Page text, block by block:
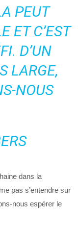
PEUT
ET C’EST
D’UN
LARGE,
NOUS
dans la
pas s’entendre sur
nous espérer le